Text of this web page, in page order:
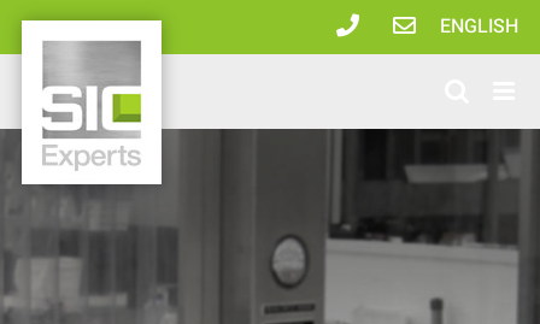
Passer
au
contenu
ENGLISH